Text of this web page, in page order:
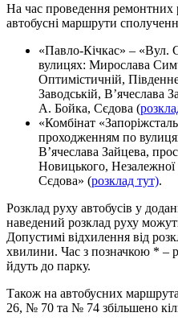
На час проведення ремонтних
автобусні маршрути
«Павло-Кічкас» – «Вул.
вулицях: Мирослава
Оптимістичній,
Заводській, В’ячеслава
А. Бойка, Сєдова (
«Комбінат
проходженням по
В’ячеслава Зайцева,
Новицького,
Сєдова» (розклад тут).
Розклад руху автобусів у
наведений розклад руху
Допустимі відхилення від
хвилини. Час з позначкою * –
йдуть до парку.
Також на автобусних
26, № 70 та № 74 збільшено